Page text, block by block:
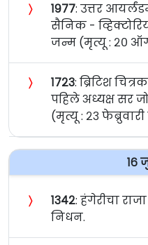
〉 १९७७: उत्तर
सैनिक -
जन्म (मृत्यू : २०
〉 १७२३: ब्रिटिश
पहिले अध्यक्ष सर
(मृत्यू : २३ फेब्रुवारी
१६
〉 १३४२: हंगेरीचा
निधन.